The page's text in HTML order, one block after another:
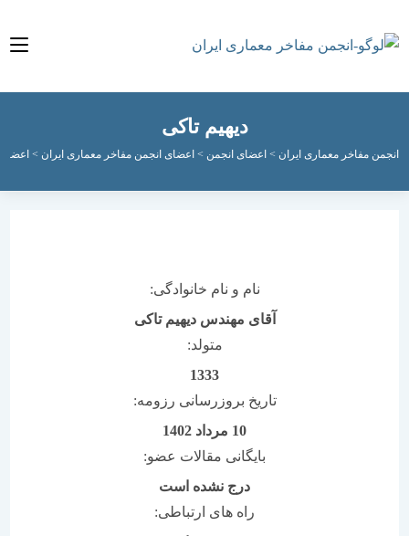
دیهیم تاکی
مفاخر معماری ایران > اعضای انجمن>اعضای انجمن مفاخر معماری ایران > اعضای فعال
نام و نام خانوادگی:
آقای مهندس دیهیم تاکی
تاریخ بروزرسانی رزومه:
بایگانی مقالات عضو:
درج نشده است
راه های ارتباطی: